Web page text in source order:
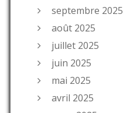
septembre 2025
août 2025
juillet 2025
juin 2025
mai 2025
avril 2025